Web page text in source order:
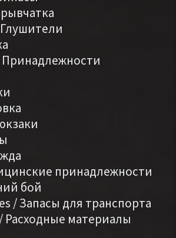
принадлежности
бой
/ Запасы для транспорта
Расходные материалы